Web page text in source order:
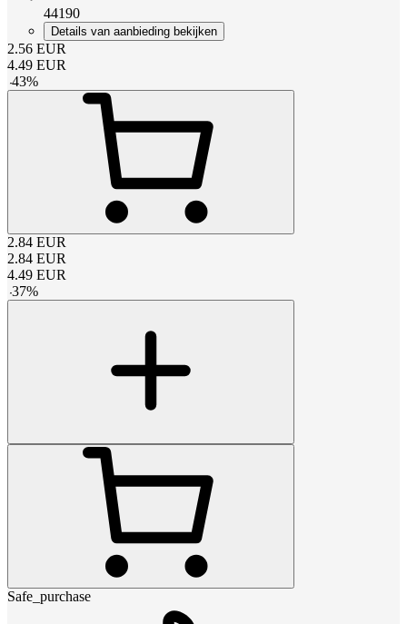
44190
Details van aanbieding bekijken
2.56 EUR
4.49 EUR
-43%
2.84 EUR
2.84 EUR
4.49 EUR
-37%
Safe_purchase